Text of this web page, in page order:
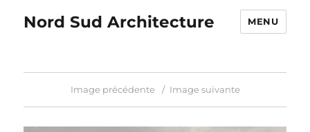
Nord Sud Architecture MENU
Image précédente Image suivante